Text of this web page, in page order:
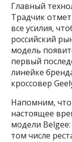
Главный
Традчик
все усилия,
российский
модель
первый
линейке
кроссовер
Напомним, что
настоящее
модели Belgee:
том числе